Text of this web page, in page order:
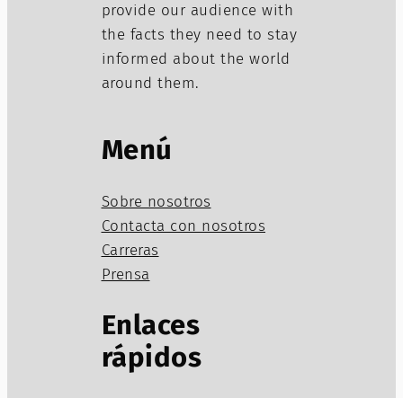
provide our audience with
the facts they need to stay
informed about the world
around them.
Menú
Sobre nosotros
Contacta con nosotros
Carreras
Prensa
Enlaces
rápidos